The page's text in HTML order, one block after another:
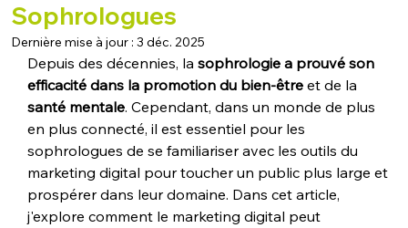
Sophrologues
Dernière mise à jour : 3 déc. 2025
Depuis des décennies, la sophrologie a prouvé son
efficacité dans la promotion du bien-être et de la
santé mentale. Cependant, dans un monde de plus
en plus connecté, il est essentiel pour les
sophrologues de se familiariser avec les outils du
marketing digital pour toucher un public plus large et
prospérer dans leur domaine. Dans cet article,
j'explore comment le marketing digital peut